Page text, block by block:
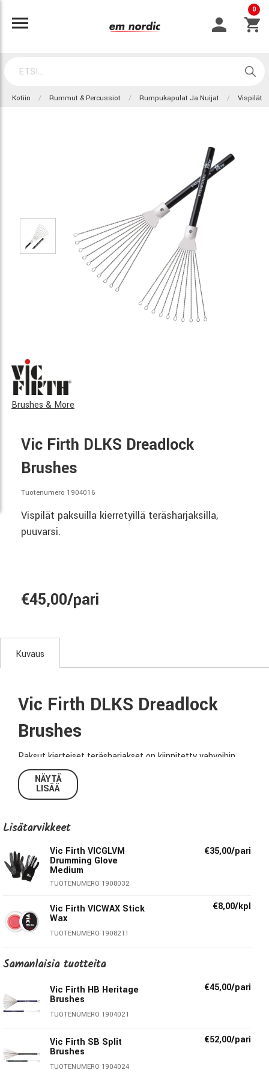
0
Kotiin Rummut & Percussiot Rumpukapulat Ja Nuijat Vispilät
Brushes & More
Vic Firth DLKS Dreadlock
Brushes
Tuotenumero 1904016
Vispilät paksuilla kierretyillä teräsharjaksilla,
puuvarsi.
€45,00/pari
Kuvaus
Vic Firth DLKS Dreadlock
Brushes
Paksut kierteiset teräsharjakset on kiinnitetty vahvoihin
hikkoripuisiin varsiin tuottaen perinteisiä vispilöitä
enemmän volyymia ja perkussiivisia sävyjä – erilaisia
alustoja ja pintoja sivelemällä, raaputtamalla, naputtamalla,
sekä perinteisiin tyyleihin että erikoisempiin uusiin
suuntauksiin. Kukin malli välittää omaa sanomaansa ja
antaa soittajalle persoonallista ilmaisuvoimaa eri
Tekniset tiedot:
Materiaali:
Teräs
Vic Firth
Vuonna 1963 Bostonissa, Massachusettsin osavaltiossa
perustettu yhtiö on tänään maailman suurin
rumpukapuloiden ja mallettien valmistaja. Yhtiön perustaja
NÄYTÄ
LISÄÄ
Lisätarvikkeet
Vic Firth VICGLVM
Drumming Glove
Medium
TUOTENUMERO 1908032
€35,00/pari
Vic Firth VICWAX Stick
Wax
TUOTENUMERO 1908211
€8,00/kpl
Samanlaisia ​​tuotteita
Vic Firth HB Heritage
Brushes
TUOTENUMERO 1904021
€45,00/pari
Vic Firth SB Split
Brushes
TUOTENUMERO 1904024
€52,00/pari